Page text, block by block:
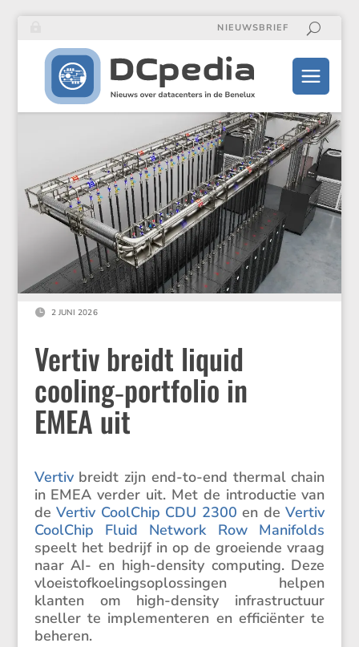
NIEUWSBRIEF
 2 JUNI 2026
Vertiv breidt liquid
cooling‑portfolio in
EMEA uit
Vertivbreidt zijn end-to-end thermal chain
in EMEA verder uit. Met de intro­ductie van
deVertiv CoolChip CDU 2300 en deVertiv
CoolChip Fluid Network Row Manifolds
speelt het bedrijf in op de groei­ende vraag
naar AI- en high-density compu­ting. Deze
vloei­stof­koe­lings­op­los­singen helpen
klanten om high-density infra­struc­tuur
sneller te imple­men­teren en effici­ënter te
beheren.